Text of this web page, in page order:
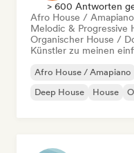
> 600 Antworten
Afro House / Amapiano
Melodic & Progressive
Organischer House /
Künstler zu meinen
Afro House / Amapiano
Deep House
House